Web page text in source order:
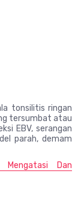
tonsilitis ringan
tersumbat atau
EBV, serangan
parah, demam
Dan